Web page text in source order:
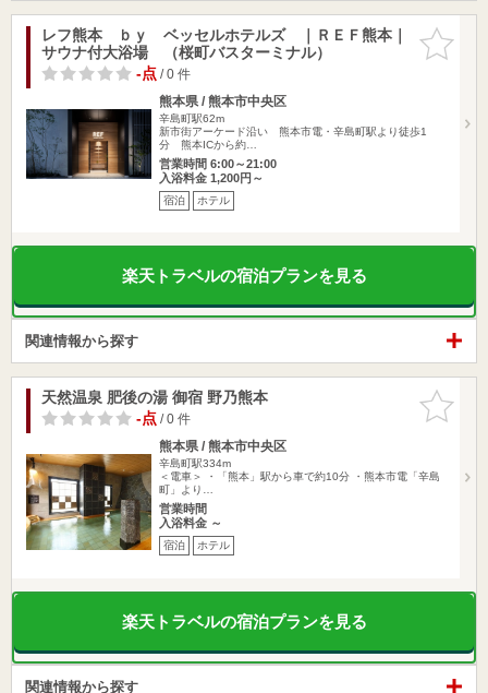
お気に入
りに追加
レフ熊本 ｂｙ ベッセルホテルズ ｜ＲＥＦ熊本｜
サウナ付大浴場 （桜町バスターミナル）
-点/ 0 件
熊本県 / 熊本市中央区
辛島町駅62m
新市街アーケード沿い 熊本市電・辛島町駅より徒歩1
分 熊本ICから約…
営業時間 6:00～21:00
入浴料金 1,200円～
宿泊 ホテル
楽天トラベルの宿泊プランを見る
関連情報から探す
お気に入
りに追加
天然温泉 肥後の湯 御宿 野乃熊本
-点/ 0 件
熊本県 / 熊本市中央区
辛島町駅334m
＜電車＞ ・「熊本」駅から車で約10分 ・熊本市電「辛島
町」より…
営業時間
入浴料金 ～
宿泊 ホテル
楽天トラベルの宿泊プランを見る
関連情報から探す